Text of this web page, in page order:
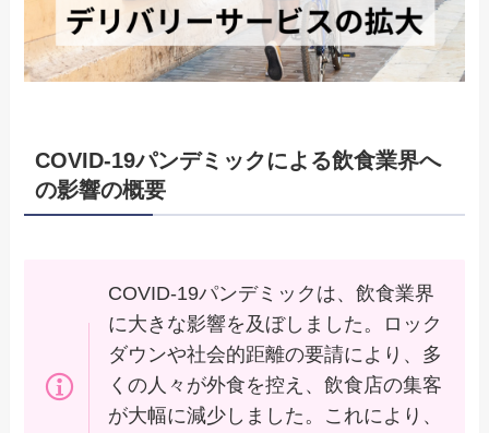
COVID-19パンデミックによる飲食業界へ
の影響の概要
COVID-19パンデミックは、飲食業界
に大きな影響を及ぼしました。ロック
ダウンや社会的距離の要請により、多
くの人々が外食を控え、飲食店の集客
が大幅に減少しました。これにより、